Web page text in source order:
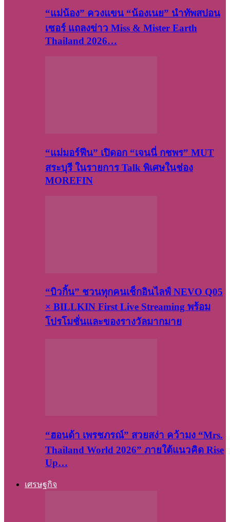
“แม่น้อง” ควงแขน “น้องเนย” นำทัพสปอน
เซอร์ แถลงข่าว Miss & Mister Earth
Thailand 2026…
“แม่มอร์ฟีน” เปิดอก “เจนนี่ กชพร” MUT
สระบุรี ในรายการ Talk พิเศษในช่อง
MOREFIN
“บิวกิ้น” ชวนทุกคนเช็กอินไลฟ์ NEVO Q05
× BILLKIN First Live Streaming พร้อม
โปรโมชั่นและของรางวัลมากมาย
“ฮอนด้า เพรชภรณ์” สวยสง่า คว้ามง “Mrs.
Thailand World 2026” ภายใต้แนวคิด Rise
Up…
เศรษฐกิจ